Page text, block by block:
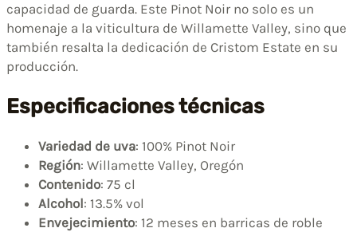
capacidad de guarda. Este Pinot Noir no solo es un
homenaje a la viticultura de Willamette Valley, sino que
también resalta la dedicación de Cristom Estate en su
producción.
Especificaciones técnicas
Variedad de uva: 100% Pinot Noir
Región: Willamette Valley, Oregón
Contenido: 75 cl
Alcohol: 13.5% vol
Envejecimiento: 12 meses en barricas de roble